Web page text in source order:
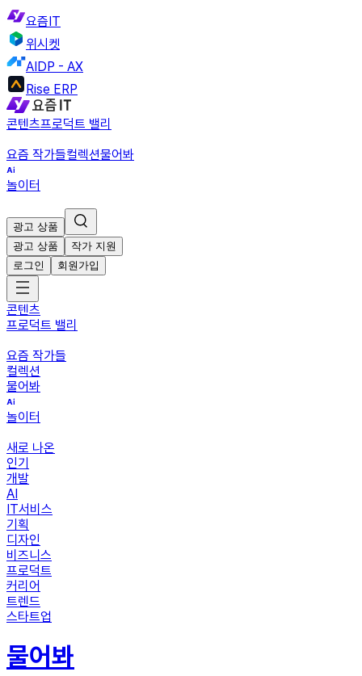
요즘IT
위시켓
AIDP - AX
Rise ERP
콘텐츠프로덕트 밸리
요즘 작가들컬렉션물어봐
놀이터
광고 상품
광고 상품
작가 지원
로그인
회원가입
콘텐츠
프로덕트 밸리
요즘 작가들
컬렉션
물어봐
놀이터
새로 나온
인기
개발
AI
IT서비스
기획
디자인
비즈니스
프로덕트
커리어
트렌드
스타트업
물어봐